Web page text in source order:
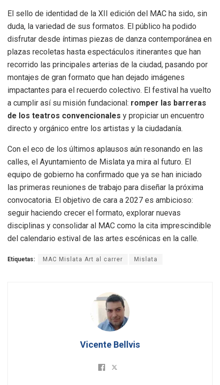
El sello de identidad de la XII edición del MAC ha sido, sin
duda, la variedad de sus formatos. El público ha podido
disfrutar desde íntimas piezas de danza contemporánea en
plazas recoletas hasta espectáculos itinerantes que han
recorrido las principales arterias de la ciudad, pasando por
montajes de gran formato que han dejado imágenes
impactantes para el recuerdo colectivo. El festival ha vuelto
a cumplir así su misión fundacional: romper las barreras
de los teatros convencionales y propiciar un encuentro
directo y orgánico entre los artistas y la ciudadanía.
Con el eco de los últimos aplausos aún resonando en las
calles, el Ayuntamiento de Mislata ya mira al futuro. El
equipo de gobierno ha confirmado que ya se han iniciado
las primeras reuniones de trabajo para diseñar la próxima
convocatoria. El objetivo de cara a 2027 es ambicioso:
seguir haciendo crecer el formato, explorar nuevas
disciplinas y consolidar al MAC como la cita imprescindible
del calendario estival de las artes escénicas en la calle.
Etiquetas: MAC Mislata Art al carrer Mislata
Vicente Bellvis